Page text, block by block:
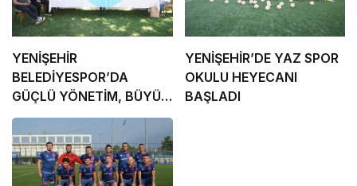
YENİŞEHİR
BELEDİYESPOR’DA
GÜÇLÜ YÖNETİM, BÜYÜK
HEDEFLER
YENİŞEHİR’DE YAZ SPOR
OKULU HEYECANI
BAŞLADI